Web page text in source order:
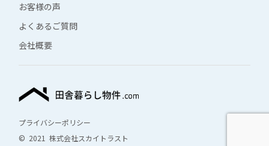
お客様の声
よくあるご質問
会社概要
© 2021 株式会社スカイトラスト
プライバシーポリシー